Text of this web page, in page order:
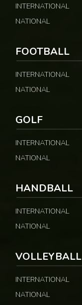
INTERNATIONAL
NATIONAL
FOOTBALL
INTERNATIONAL
NATIONAL
GOLF
INTERNATIONAL
NATIONAL
HANDBALL
INTERNATIONAL
NATIONAL
VOLLEYBALL
INTERNATIONAL
NATIONAL